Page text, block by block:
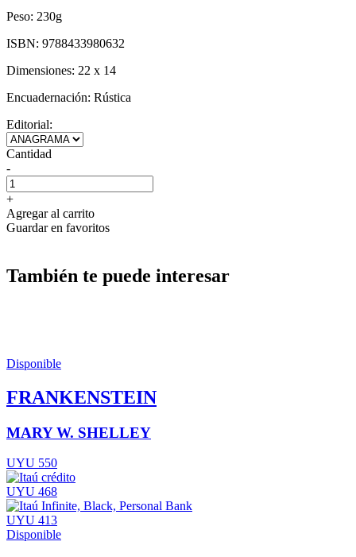
Peso: 230g
ISBN: 9788433980632
Dimensiones: 22 x 14
Encuadernación: Rústica
Editorial:
Cantidad
-
+
Agregar al carrito
Guardar en favoritos
También te puede interesar
Disponible
FRANKENSTEIN
MARY W. SHELLEY
UYU 550
UYU 468
UYU 413
Disponible